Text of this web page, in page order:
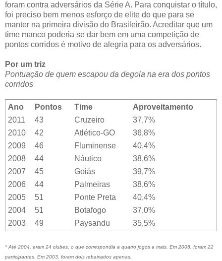
foram contra adversários da Série A. Para conquistar o título,
foi preciso bem menos esforço de elite do que para se
manter na primeira divisão do Brasileirão. Acreditar que um
time manco poderia se dar bem em uma competição de
pontos corridos é motivo de alegria para os adversários.
Por um triz
Pontuação de quem escapou da degola na era dos pontos
corridos
Ano Pontos Time
Aproveitamento
2011
43 Cruzeiro
37,7%
2010
42 Atlético-GO
36,8%
2009
46 Fluminense
40,4%
2008
44 Náutico
38,6%
2007
45 Goiás
39,7%
2006
44 Palmeiras
38,6%
2005
51 Ponte Preta
40,4%
2004
51 Botafogo
37,0%
2003
49 Paysandu 35,5%
* Até 2004, eram 24 clubes, o que correspondia a quatro jogos a mais. Em 2005, foram 22
participantes. Em 2003, foram dois rebaixados apenas.